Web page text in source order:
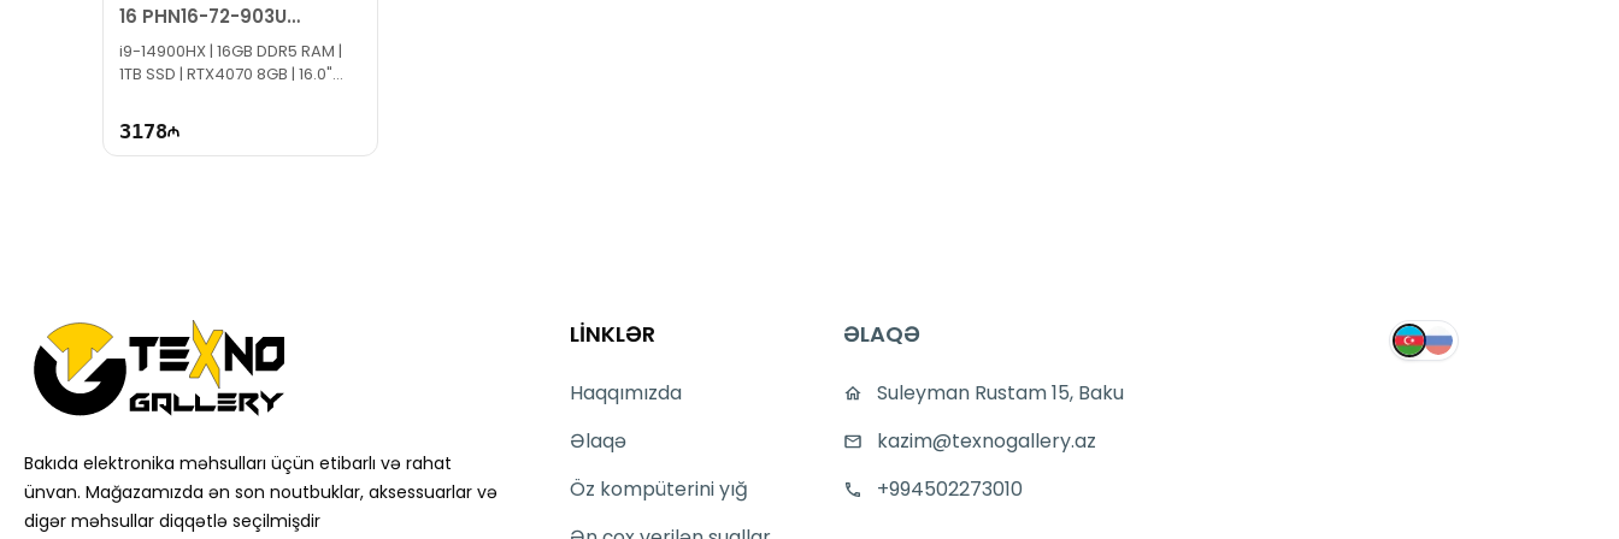
16 PHN16-72-903U
NH.QREEM.001
i9-14900HX | 16GB DDR5 RAM |
1TB SSD | RTX4070 8GB | 16.0"
3178
Bakıda elektronika məhsulları üçün etibarlı və rahat
ünvan. Mağazamızda ən son noutbuklar, aksessuarlar və
digər məhsullar diqqətlə seçilmişdir
LİNKLƏR
Haqqımızda
Əlaqə
Öz kompüterini yığ
ƏLAQƏ
Suleyman Rustam 15, Baku
kazim@texnogallery.az
+994502273010